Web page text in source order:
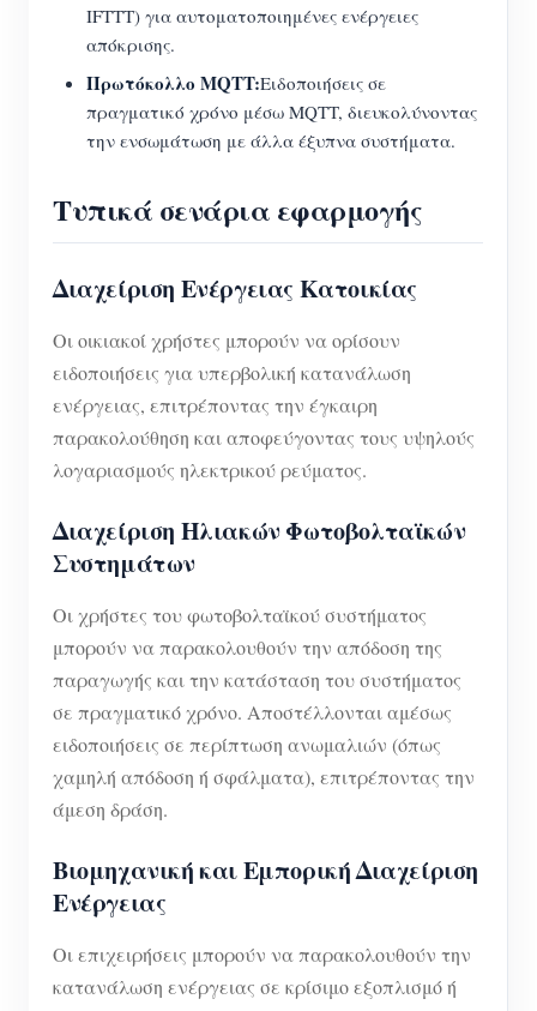
IFTTT) για αυτοματοποιημένες ενέργειες
απόκρισης.
Πρωτόκολλο MQTT:Ειδοποιήσεις σε
πραγματικό χρόνο μέσω MQTT, διευκολύνοντας
την ενσωμάτωση με άλλα έξυπνα συστήματα.
Τυπικά σενάρια εφαρμογής
Διαχείριση Ενέργειας Κατοικίας
Οι οικιακοί χρήστες μπορούν να ορίσουν
ειδοποιήσεις για υπερβολική κατανάλωση
ενέργειας, επιτρέποντας την έγκαιρη
παρακολούθηση και αποφεύγοντας τους υψηλούς
λογαριασμούς ηλεκτρικού ρεύματος.
Διαχείριση Ηλιακών Φωτοβολταϊκών
Συστημάτων
Οι χρήστες του φωτοβολταϊκού συστήματος
μπορούν να παρακολουθούν την απόδοση της
παραγωγής και την κατάσταση του συστήματος
σε πραγματικό χρόνο. Αποστέλλονται αμέσως
ειδοποιήσεις σε περίπτωση ανωμαλιών (όπως
χαμηλή απόδοση ή σφάλματα), επιτρέποντας την
άμεση δράση.
Βιομηχανική και Εμπορική Διαχείριση
Ενέργειας
Οι επιχειρήσεις μπορούν να παρακολουθούν την
κατανάλωση ενέργειας σε κρίσιμο εξοπλισμό ή